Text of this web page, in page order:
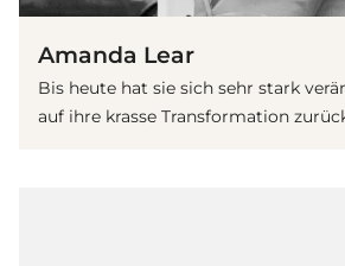
Amanda Lear
Bis heute hat sie sich sehr stark
auf ihre krasse Transformation